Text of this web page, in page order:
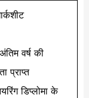
वर्ष की
प्राप्त
डिप्लोमा के